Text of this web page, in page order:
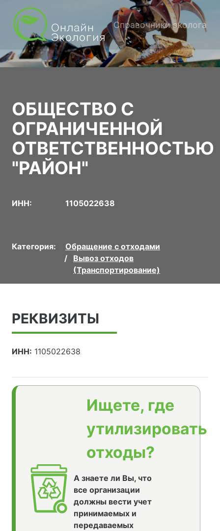
Справочники эколога
ОБЩЕСТВО С
ОГРАНИЧЕННОЙ
ОТВЕТСТВЕННОСТЬЮ
"РАЙОН"
ИНН: 1105022638
Категория:
Обращение с отходами
Вывоз отходов
(Транспортирование)
РЕКВИЗИТЫ
ИНН: 1105022638
Ищете, где
утилизировать
отходы?
А знаете ли Вы, что
все организации
должны вести учет
принимаемых и
передаваемых